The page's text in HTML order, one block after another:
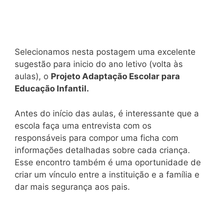
Selecionamos nesta postagem uma excelente
sugestão para inicio do ano letivo (volta às
aulas), o Projeto Adaptação Escolar para
Educação Infantil.
Antes do início das aulas, é interessante que a
escola faça uma entrevista com os
responsáveis para compor uma ficha com
informações detalhadas sobre cada criança.
Esse encontro também é uma oportunidade de
criar um vínculo entre a instituição e a família e
dar mais segurança aos pais.